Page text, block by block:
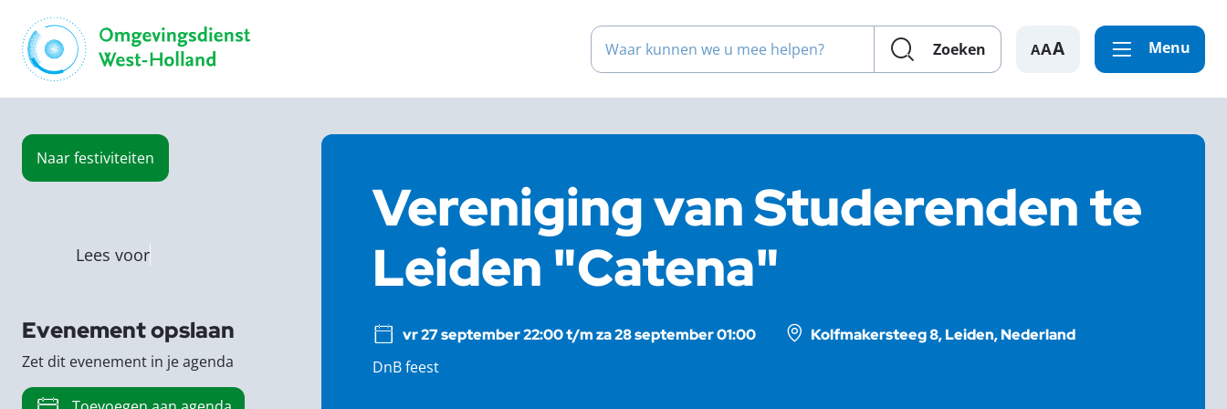
Waar kunnen we u mee helpen?
Zoeken A Menu
Naarfestiviteiten
Vereniging van Studerenden te
Leiden "Catena"
vr 27 september 22:00 t/m za 28 september 01:00
Kolfmakersteeg 8, Leiden, Nederland
DnB feest
Lees voor
Evenement opslaan
Zet dit evenement in je agenda